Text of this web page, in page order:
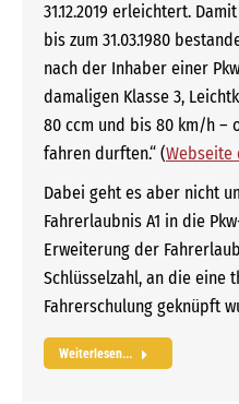
31.12.2019 erleichtert.
bis zum 31.03.1980
nach der Inhaber einer
damaligen Klasse 3,
80 ccm und bis 80 km/h –
fahren durften.“ (Webseite
Dabei geht es aber nicht
Fahrerlaubnis A1 in die
Erweiterung der
Schlüsselzahl, an die eine
Fahrerschulung geknüpft
Weiterlesen...